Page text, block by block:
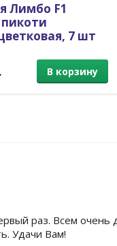
Лимбо F1
7 шт
В корзину
раз. Всем очень
Удачи Вам!